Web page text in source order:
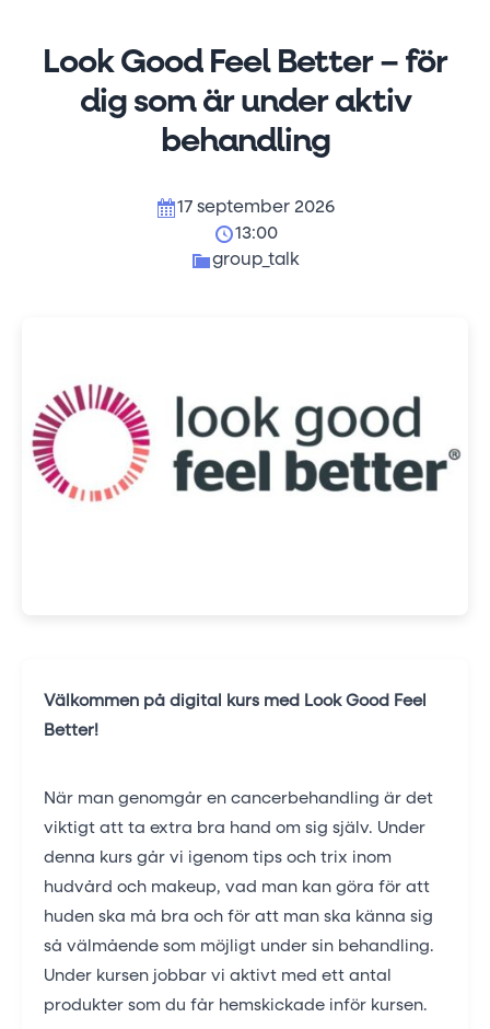
Look Good Feel Better – för
dig som är under aktiv
behandling
17 september 2026
13:00
group_talk
Välkommen på digital kurs med Look Good Feel
Better!
När man genomgår en cancerbehandling är det
viktigt att ta extra bra hand om sig själv. Under
denna kurs går vi igenom tips och trix inom
hudvård och makeup, vad man kan göra för att
huden ska må bra och för att man ska känna sig
så välmående som möjligt under sin behandling.
Under kursen jobbar vi aktivt med ett antal
produkter som du får hemskickade inför kursen.